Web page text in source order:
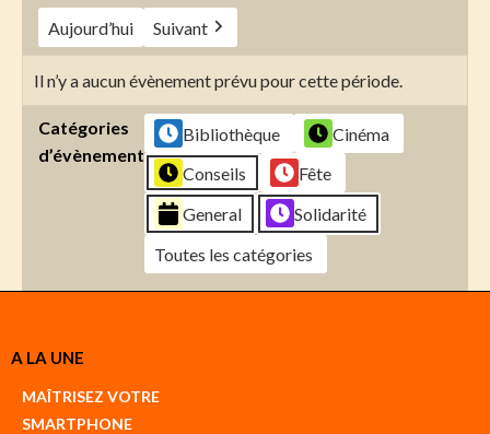
Aujourd’hui Suivant
Il n’y a aucun évènement prévu pour cette période.
Catégories
d’évènement
Bibliothèque
Cinéma
Conseils
Fête
General
Solidarité
Toutes les catégories
Créer
compte
A LA UNE
MAÎTRISEZ VOTRE
SMARTPHONE